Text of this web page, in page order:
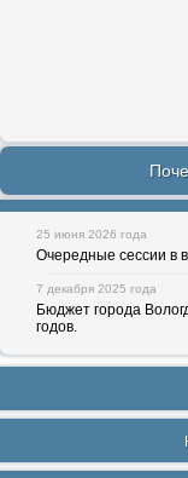
25 июня 2026 года
Очередные сессии в
7 декабря 2025 года
Бюджет города
годов.